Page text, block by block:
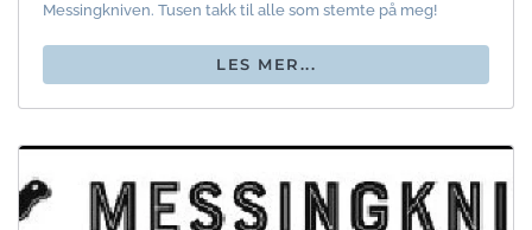
Messingkniven. Tusen takk til alle som stemte på meg!
LES MER...